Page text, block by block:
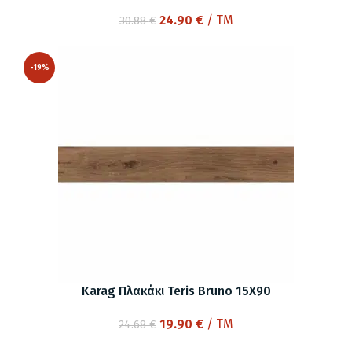
30.88€ Original
24.90 €Η
/ TM
-19%
Karag Πλακάκι Teris Bruno 15X90
24.68€ Original
19.90 €Η/ TM